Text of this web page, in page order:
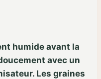
humide avant la
avec un
Les graines